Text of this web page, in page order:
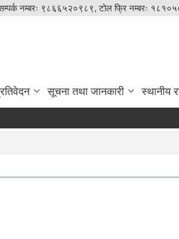
नम्बरः ९८६६५२०९८९, टोल फ्रि नम्बरः
सूचना तथा जानकारी स्थानीय